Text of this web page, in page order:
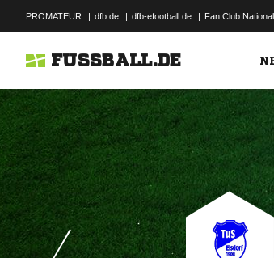
PROMATEUR | dfb.de | dfb-efootball.de | Fan Club
FUSSBALL.DE